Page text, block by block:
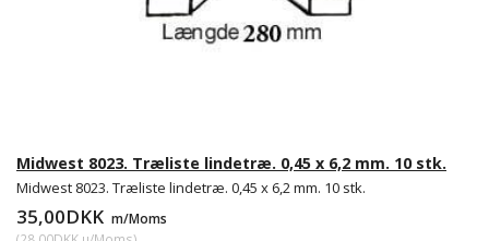
Midwest 8023. Træliste lindetræ. 0,45 x 6,2 mm. 10 stk.
Midwest 8023. Træliste lindetræ. 0,45 x 6,2 mm. 10 stk.
35,00DKK m/Moms